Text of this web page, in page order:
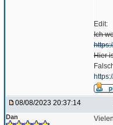
Edit:
Ich
Hier
08/08/2023 20:37:14
Dan